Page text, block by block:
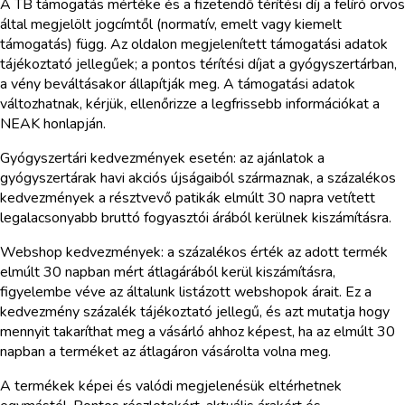
A TB támogatás mértéke és a fizetendő térítési díj a felíró orvos
által megjelölt jogcímtől (normatív, emelt vagy kiemelt
támogatás) függ. Az oldalon megjelenített támogatási adatok
tájékoztató jellegűek; a pontos térítési díjat a gyógyszertárban,
a vény beváltásakor állapítják meg. A támogatási adatok
változhatnak, kérjük, ellenőrizze a legfrissebb információkat a
NEAK honlapján.
Gyógyszertári kedvezmények esetén: az ajánlatok a
gyógyszertárak havi akciós újságaiból származnak, a százalékos
kedvezmények a résztvevő patikák elmúlt 30 napra vetített
legalacsonyabb bruttó fogyasztói árából kerülnek kiszámításra.
Webshop kedvezmények: a százalékos érték az adott termék
elmúlt 30 napban mért átlagárából kerül kiszámításra,
figyelembe véve az általunk listázott webshopok árait. Ez a
kedvezmény százalék tájékoztató jellegű, és azt mutatja hogy
mennyit takaríthat meg a vásárló ahhoz képest, ha az elmúlt 30
napban a terméket az átlagáron vásárolta volna meg.
A termékek képei és valódi megjelenésük eltérhetnek